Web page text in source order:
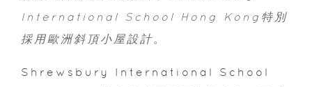
International School Hong Kong特別
採用歐洲斜頂小屋設計。
Shrewsbury International School